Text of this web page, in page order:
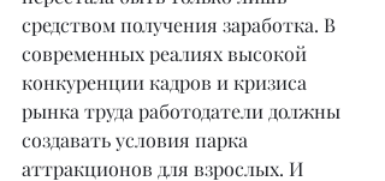
средством получения заработка. В
современных реалиях высокой
конкуренции кадров и кризиса
рынка труда работодатели должны
создавать условия парка
аттракционов для взрослых. И